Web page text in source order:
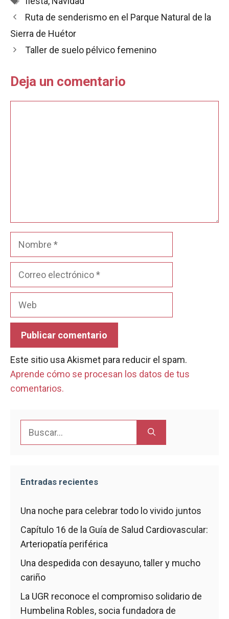
b
o
o
s
A
p
l
r
r
Ruta de senderismo en el Parque Natural de la
Sierra de Huétor
Taller de suelo pélvico femenino
Deja un comentario
Nombre
Este sitio usa Akismet para reducir el spam.
Aprende cómo se procesan los datos de tus
comentarios.
Entradas recientes
Una noche para celebrar todo lo vivido juntos
Capítulo 16 de la Guía de Salud Cardiovascular:
Arteriopatía periférica
Una despedida con desayuno, taller y mucho
cariño
La UGR reconoce el compromiso solidario de
Humbelina Robles, socia fundadora de